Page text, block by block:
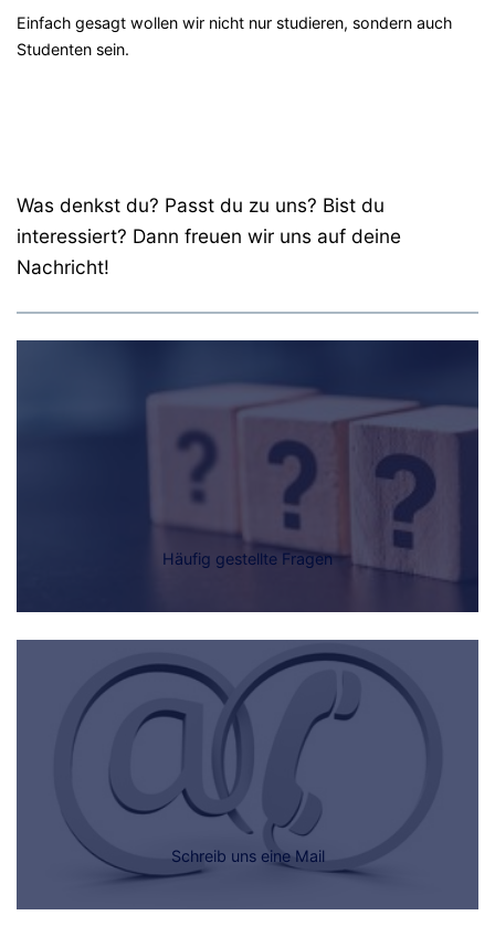
Einfach gesagt wollen wir nicht nur studieren, sondern auch
Studenten sein.
Was denkst du? Passt du zu uns? Bist du
interessiert? Dann freuen wir uns auf deine
Nachricht!
Häufig gestellte Fragen
Schreib uns eine Mail